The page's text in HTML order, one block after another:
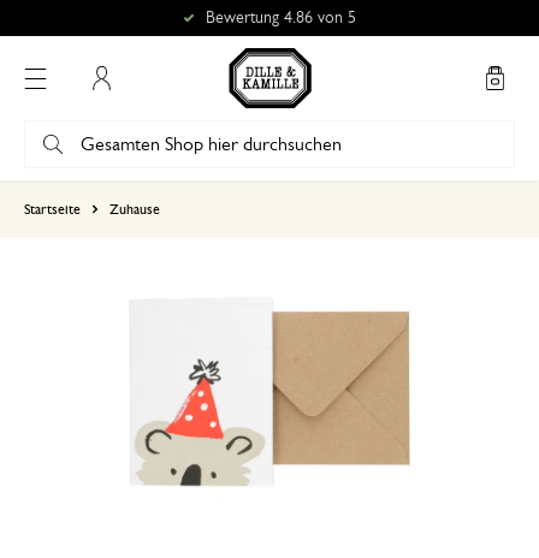
Bewertung 4.86 von 5
Startseite Zuhause